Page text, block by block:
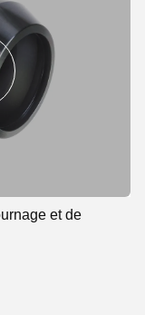
et de